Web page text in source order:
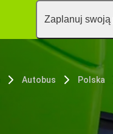
Zaplanuj swoją
Autobus Polska